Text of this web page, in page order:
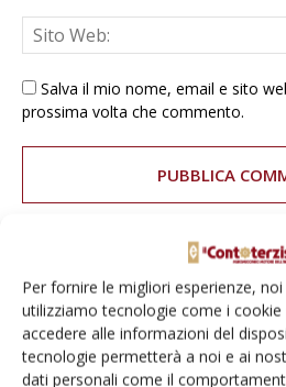
Per fornire le migliori esperienze,
utilizziamo tecnologie come i
accedere alle informazioni del
tecnologie permetterà a noi e ai
dati personali come il
Salva il mio nome, email e sito
prossima volta che commento.
E-magazine
Tecniche, prodotti e servizi dalle